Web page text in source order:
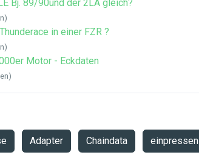
Bj. 89/90und der 2LA gleich?
in einer FZR ?
Motor - Eckdaten
Adapter Chaindata einpressen